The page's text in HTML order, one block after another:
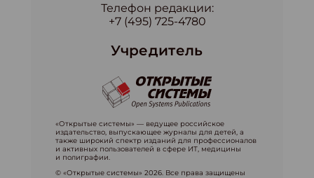
Телефон редакции:
+7 (495) 725-4780
Учредитель
«Открытые системы» — ведущее российское
издательство, выпускающее журналы для детей, а
также широкий спектр изданий для профессионалов
и активных пользователей в сфере ИТ, медицины
и полиграфии.
© «Открытые системы» 2026. Все права защищены